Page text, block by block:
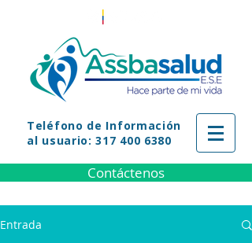
Teléfono de Información
al usuario: 317 400 6380
Contáctenos
Entrada